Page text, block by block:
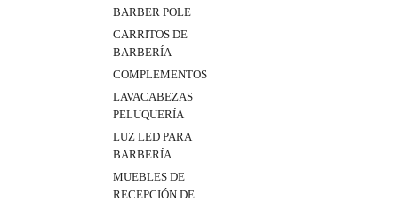
BARBER POLE
CARRITOS DE
BARBERÍA
COMPLEMENTOS
LAVACABEZAS
PELUQUERÍA
LUZ LED PARA
BARBERÍA
MUEBLES DE
RECEPCIÓN DE